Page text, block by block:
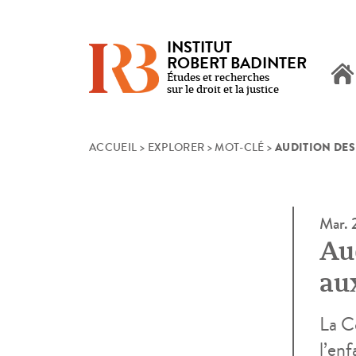
INSTITUT
ROBERT BADINTER
Études et recherches
sur le droit et la justice
ACCUEIL > EXPLORER >MOT-CLÉ > AUDITION
Mar.
La